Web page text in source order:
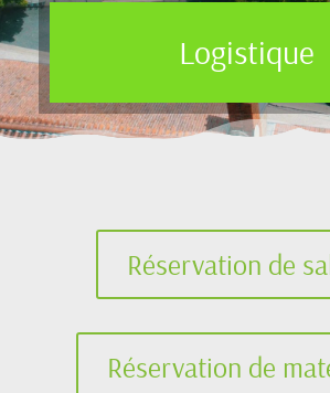
Logistique
Réservation de
Réservation de